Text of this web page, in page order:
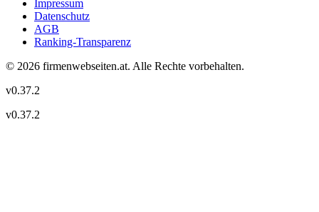
Impressum
Datenschutz
AGB
Ranking-Transparenz
© 2026 firmenwebseiten.at. Alle Rechte vorbehalten.
v0.37.2
v0.37.2